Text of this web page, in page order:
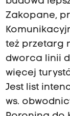
Zakopane,
też przetarg
dworca linii
więcej
Jest list
ws.